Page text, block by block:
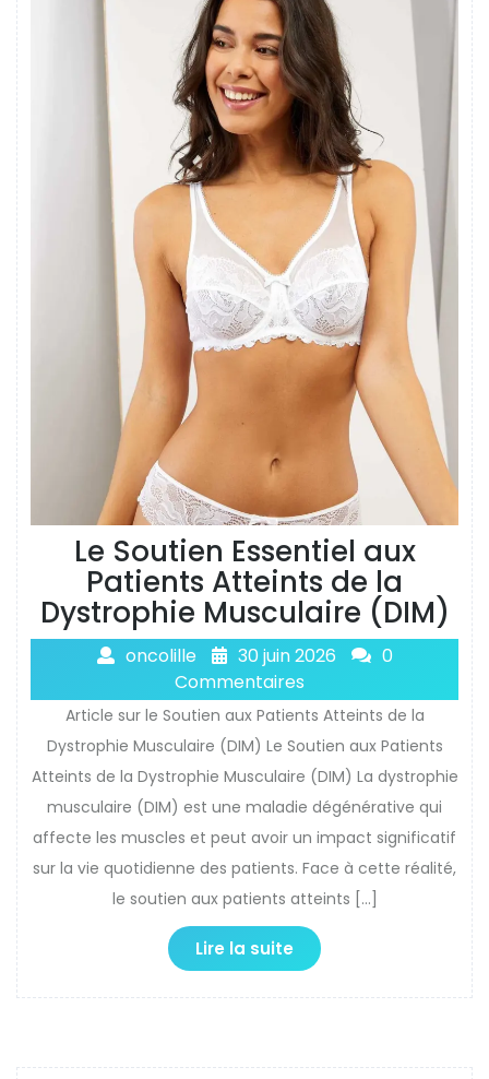
Le Soutien Essentiel aux
Patients Atteints de la
Dystrophie Musculaire (DIM)
oncolille 30 juin 2026
0
Commentaires
Article sur le Soutien aux Patients Atteints de la
Dystrophie Musculaire (DIM) Le Soutien aux Patients
Atteints de la Dystrophie Musculaire (DIM) La dystrophie
musculaire (DIM) est une maladie dégénérative qui
affecte les muscles et peut avoir un impact significatif
sur la vie quotidienne des patients. Face à cette réalité,
le soutien aux patients atteints […]
Lire la suite